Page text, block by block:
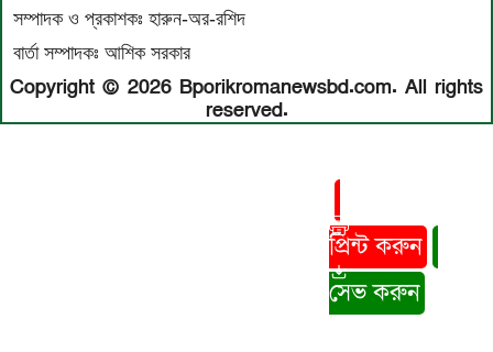
সম্পাদক ও প্রকাশকঃ হারুন-অর-রশিদ
বার্তা সম্পাদকঃ আশিক সরকার
Copyright © 2026 Bporikromanewsbd.com. All rights
reserved.
প্রিন্ট করুন
সেভ করুন